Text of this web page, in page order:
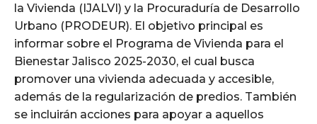
la Vivienda (IJALVI) y la Procuraduría de Desarrollo
Urbano (PRODEUR). El objetivo principal es
informar sobre el Programa de Vivienda para el
Bienestar Jalisco 2025-2030, el cual busca
promover una vivienda adecuada y accesible,
además de la regularización de predios. También
se incluirán acciones para apoyar a aquellos